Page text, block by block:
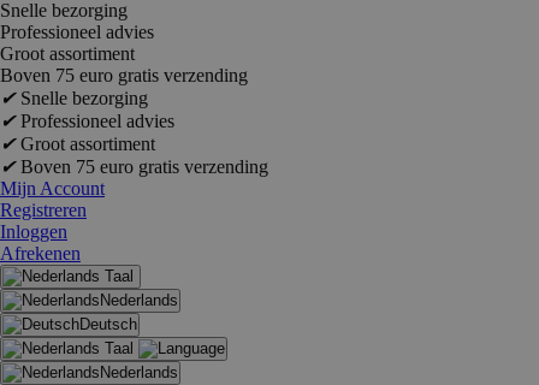
Snelle bezorging
Professioneel advies
Groot assortiment
Boven 75 euro gratis verzending
✔Snelle bezorging
✔Professioneel advies
✔Groot assortiment
✔Boven 75 euro gratis verzending
Mijn Account
Registreren
Inloggen
Afrekenen
Taal
Nederlands
Deutsch
Taal
Nederlands